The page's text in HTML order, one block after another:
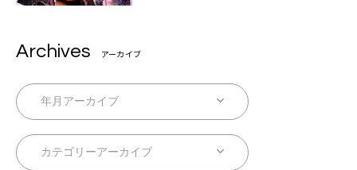
Archives アーカイブ